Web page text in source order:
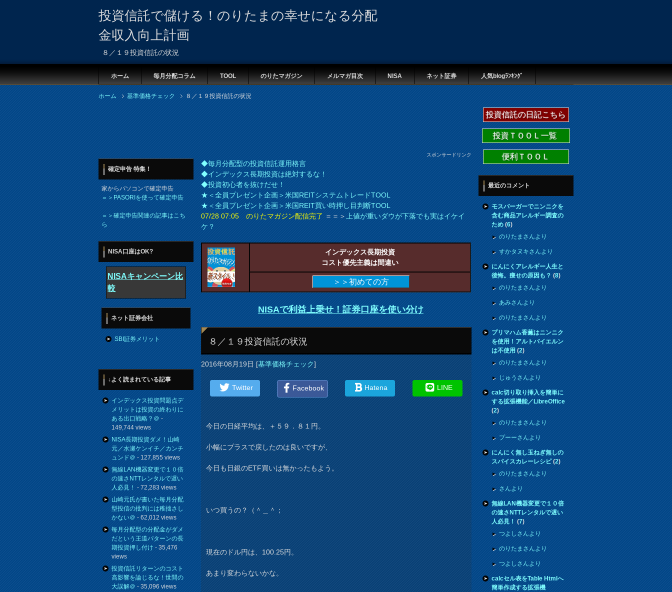
投資信託で儲ける！のりたまの幸せになる分配
金収入向上計画
８／１９投資信託の状況
ホーム 毎月分配コラム TOOL のりたマガジン メルマガ目次 NISA ネット証券 人気blogﾗﾝｷﾝｸﾞ
ホーム 基準価格チェック ８／１９投資信託の状況
スポンサードリンク
◆毎月分配型の投資信託運用格言
◆インデックス長期投資は絶対するな！
◆投資初心者を抜けだせ！
★＜全員プレゼント企画＞米国REITシステムトレードTOOL
★＜全員プレゼント企画＞米国REIT買い時押し目判断TOOL
07/28 07:05 のりたマガジン配信完了＝＝＞上値が重いダウが下落でも実はイケイ
ケ？
インデックス長期投資
コスト優先主義は間違い
＞＞初めての方
NISAで利益上乗せ！証券口座を使い分け
８／１９投資信託の状況
2016年08月19日[基準価格チェック]
Twitter Facebook Hatena LINE
今日の日経平均は、＋５９．８１円。
小幅にプラスで戻したのは良いですが、
今日も日銀のETF買いは無かったもよう。
いつ買うの？（＾＿＾；
現在のドル円は、100.25円。
あまり変わらないかな。
確定申告 特集！
家からパソコンで確定申告
＝＞PASORIを使って確定申告
＝＞確定申告関連の記事はこち
ら
NISA口座はOK?
NISAキャンペーン比
較
ネット証券会社
SBI証券メリット
↓よく読まれている記事
インデックス投資問題点デ
メリットは投資の終わりに
ある出口戦略？＠-
149,744 views
NISA長期投資ダメ！山崎
元／水瀬ケンイチ／カンチ
ュンド＠- 127,855 views
無線LAN機器変更で１０倍
の速さNTTレンタルで遅い
人必見！- 72,283 views
山崎元氏が書いた毎月分配
型投信の批判には稚拙さし
かない＠- 62,012 views
毎月分配型の分配金がダメ
だという王道パターンの長
期投資押し付け- 35,476
views
投資信託リターンのコスト
高影響を論じるな！世間の
大誤解＠- 35,096 views
投資信託の日記こちら
投資ＴＯＯＬ一覧
便利ＴＯＯＬ
最近のコメント
モスバーガーでニンニクを
含む商品アレルギー調査の
ため(6)
のりたまさんより
すかタヌキさんより
にんにくアレルギー人生と
後悔。痩せの原因も？(8)
のりたまさんより
あみさんより
のりたまさんより
プリマハム香薫はニンニク
を使用！アルトバイエルン
は不使用(2)
のりたまさんより
じゅうさんより
calc切り取り挿入を簡単に
する拡張機能／LibreOffice
(2)
のりたまさんより
プーーさんより
にんにく無し玉ねぎ無しの
スパイスカレーレシピ(2)
のりたまさんより
さんより
無線LAN機器変更で１０倍
の速さNTTレンタルで遅い
人必見！(7)
つよしさんより
のりたまさんより
つよしさんより
calcセル表をTable Htmlへ
簡単作成する拡張機